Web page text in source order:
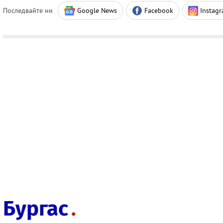
Последвайте ни Google News Facebook
Бургас